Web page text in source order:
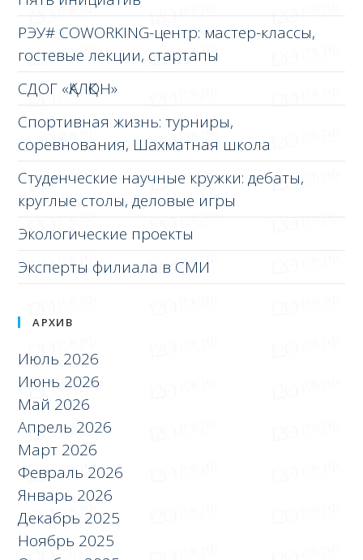
РЭУ# COWORKING-центр: мастер-классы,
гостевые лекции, стартапы
СДОГ «ҚАЛҚОН»
Спортивная жизнь: турниры,
соревнования, Шахматная школа
Студенческие научные кружки: дебаты,
круглые столы, деловые игры
Экологические проекты
Эксперты филиала в СМИ
АРХИВ
Июль 2026
Июнь 2026
Май 2026
Апрель 2026
Март 2026
Февраль 2026
Январь 2026
Декабрь 2025
Ноябрь 2025